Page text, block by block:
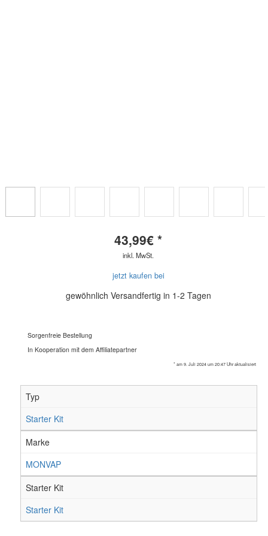
43,99€ *
inkl. MwSt.
jetzt kaufen bei
gewöhnlich Versandfertig in 1-2 Tagen
Sorgenfreie Bestellung
In Kooperation mit dem Affiliatepartner
* am 9. Juli 2024 um 20:47 Uhr aktualisiert
Typ
Starter Kit
Marke
MONVAP
Starter Kit
Starter Kit